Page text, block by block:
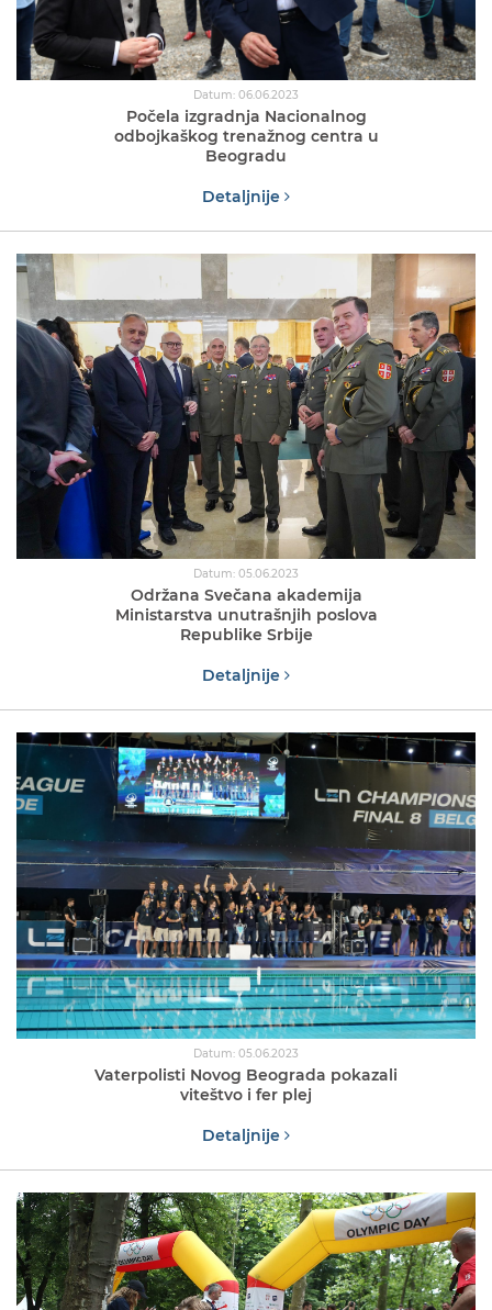
Datum: 06.06.2023
Počela izgradnja Nacionalnog
odbojkaškog trenažnog centra u
Beogradu
Detaljnije
Datum: 05.06.2023
Održana Svečana akademija
Ministarstva unutrašnjih poslova
Republike Srbije
Detaljnije
Datum: 05.06.2023
Vaterpolisti Novog Beograda pokazali
viteštvo i fer plej
Detaljnije